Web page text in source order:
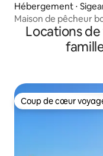
Hébergement ⋅
Maison de pêcheur
Locations
Coup de cœur
Coup de cœur